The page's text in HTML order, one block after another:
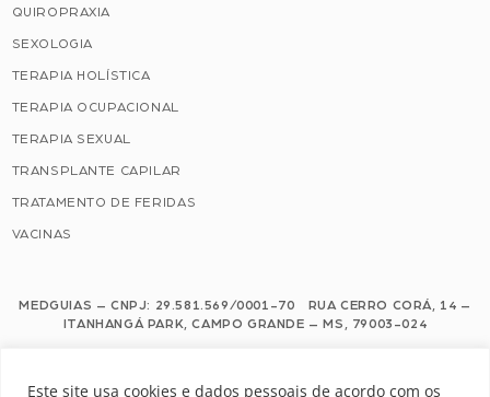
Este site usa cookies e dados pessoais de acordo com os
QUIROPRAXIA
SEXOLOGIA
TERAPIA HOLÍSTICA
TERAPIA OCUPACIONAL
TERAPIA SEXUAL
TRANSPLANTE CAPILAR
TRATAMENTO DE FERIDAS
VACINAS
MEDGUIAS – CNPJ: 29.581.569/0001-70 RUA CERRO CORÁ, 14 –
ITANHANGÁ PARK, CAMPO GRANDE – MS, 79003-024
Este site usa cookies e dados pessoais de acordo com os nossos Termos de